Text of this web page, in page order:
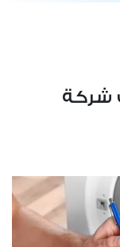
شركة